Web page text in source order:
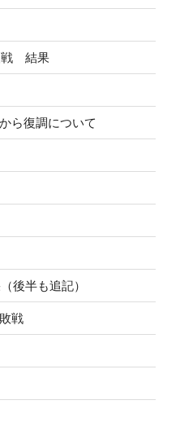
戦 結果
ら復調について
後半も追記）
戦